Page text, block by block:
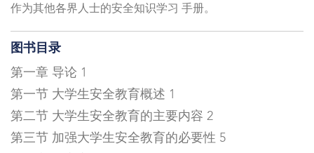
作为其他各界人士的安全知识学习 手册。
图书目录
第一章 导论 1
第一节 大学生安全教育概述 1
第二节 大学生安全教育的主要内容 2
第三节 加强大学生安全教育的必要性 5